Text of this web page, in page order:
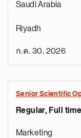
Saudi Arabia
Riyadh
ก.ค. 30, 2026
Senior Scientific
Regular, Full time
Marketing